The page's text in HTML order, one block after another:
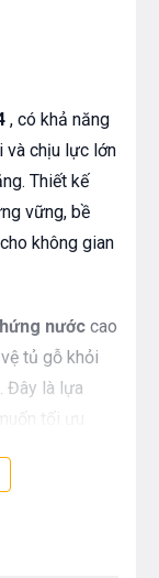
, có khả năng
và chịu lực lớn
Thiết kế
vững, bề
không gian
nước cao
tủ gỗ khỏi
Đây là lựa
tối ưu